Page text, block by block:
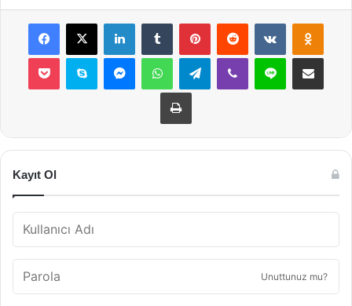
Facebook
X LinkedInTumblr PinterestReddit VKontakte
Pocket Skype MessengerWhatsAppTelegramViber Line E-Posta ile
Yazdır
Kayıt Ol
Unuttunuz mu?